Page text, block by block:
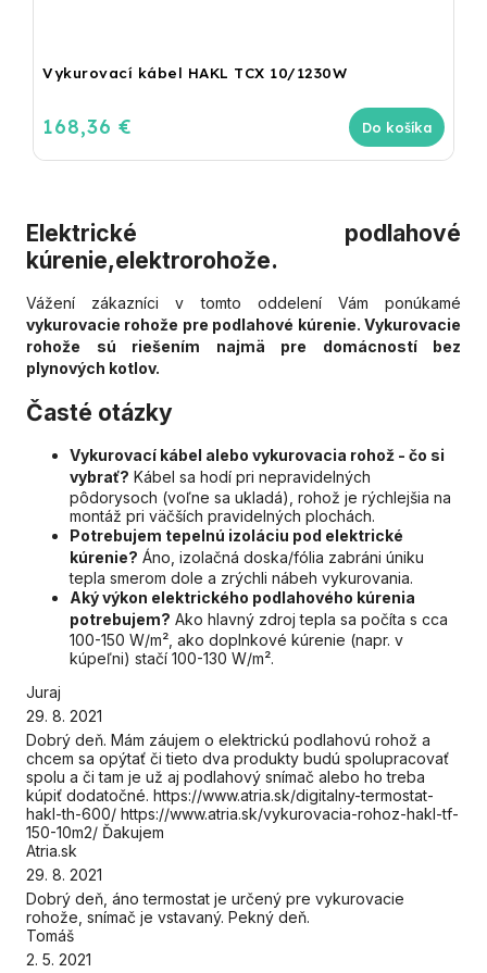
Vykurovací kábel HAKL TCX 10/1230W
168,36 € Do košíka
Elektrické podlahové
kúrenie,elektrorohože.
Vážení zákazníci v tomto oddelení Vám ponúkamé
vykurovacie rohože pre podlahové kúrenie. Vykurovacie
rohože sú riešením najmä pre domácností bez
plynových kotlov.
Časté otázky
Vykurovací kábel alebo vykurovacia rohož - čo si
vybrať? Kábel sa hodí pri nepravidelných
pôdorysoch (voľne sa ukladá), rohož je rýchlejšia na
montáž pri väčších pravidelných plochách.
Potrebujem tepelnú izoláciu pod elektrické
kúrenie? Áno, izolačná doska/fólia zabráni úniku
tepla smerom dole a zrýchli nábeh vykurovania.
Aký výkon elektrického podlahového kúrenia
potrebujem? Ako hlavný zdroj tepla sa počíta s cca
100-150 W/m², ako doplnkové kúrenie (napr. v
kúpeľni) stačí 100-130 W/m².
Juraj
29. 8. 2021
Dobrý deň. Mám záujem o elektrickú podlahovú rohož a
chcem sa opýtať či tieto dva produkty budú spolupracovať
spolu a či tam je už aj podlahový snímač alebo ho treba
kúpiť dodatočné. https://www.atria.sk/digitalny-termostat-
hakl-th-600/ https://www.atria.sk/vykurovacia-rohoz-hakl-tf-
150-10m2/ Ďakujem
Atria.sk
29. 8. 2021
Dobrý deň, áno termostat je určený pre vykurovacie
rohože, snímač je vstavaný. Pekný deň.
Tomáš
2. 5. 2021